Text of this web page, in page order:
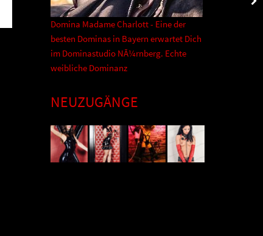
Domina Madame Charlott - Eine der
besten Dominas in Bayern erwartet Dich
im Dominastudio NÃ¼rnberg. Echte
weibliche Dominanz
NEUZUGÄNGE